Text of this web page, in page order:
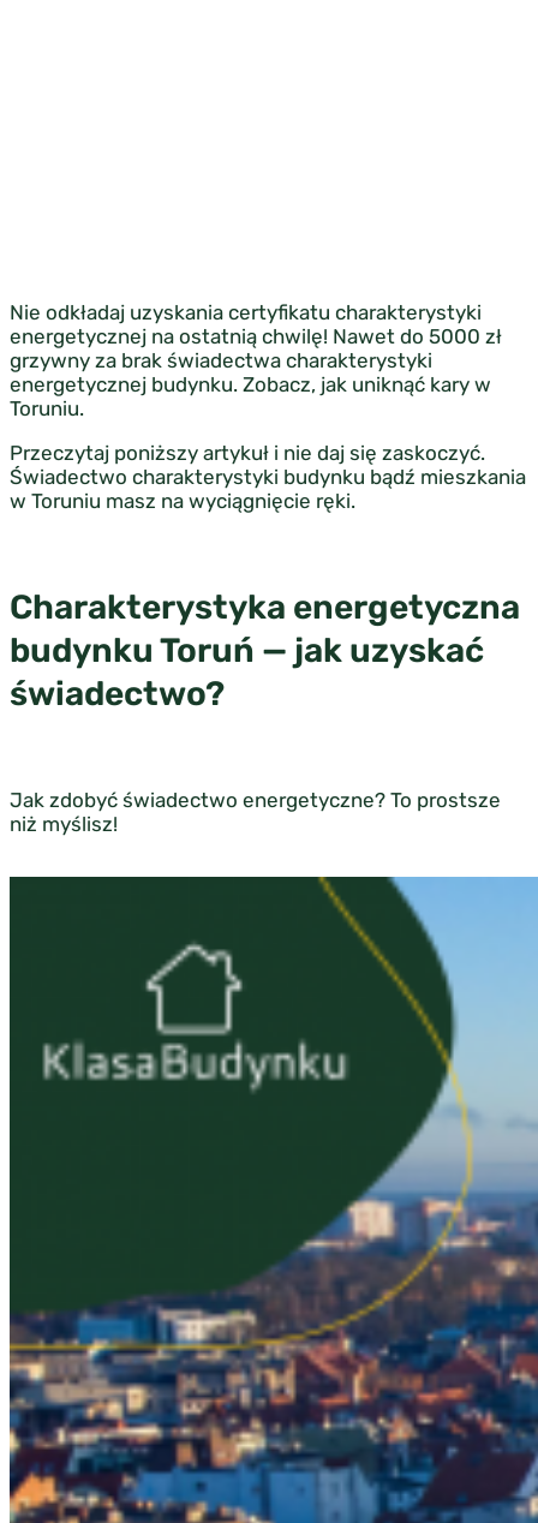
Nie odkładaj uzyskania certyfikatu charakterystyki
energetycznej na ostatnią chwilę! Nawet do 5000 zł
grzywny za brak świadectwa charakterystyki
energetycznej budynku. Zobacz, jak uniknąć kary w
Toruniu.
Przeczytaj poniższy artykuł i nie daj się zaskoczyć.
Świadectwo charakterystyki budynku bądź mieszkania
w Toruniu masz na wyciągnięcie ręki.
Charakterystyka energetyczna
budynku Toruń — jak uzyskać
świadectwo?
Jak zdobyć świadectwo energetyczne? To prostsze
niż myślisz!